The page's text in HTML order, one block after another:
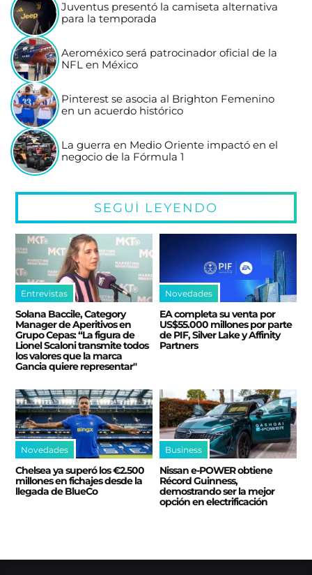
Juventus presentó la camiseta alternativa
para la temporada
Aeroméxico será patrocinador oficial de la
NFL en México
Pinterest se asocia al Brighton Femenino
en un acuerdo histórico
La guerra en Medio Oriente impactó en el
negocio de la Fórmula 1
SEGUÍ LEYENDO
Entrevistas
Solana Baccile, Category
Manager de Aperitivos en
Grupo Cepas: “La figura de
Lionel Scaloni transmite todos
los valores que la marca
Gancia quiere representar"
Novedades
EA completa su venta por
US$55.000 millones por parte
de PIF, Silver Lake y Affinity
Partners
Novedades
Chelsea ya superó los €2.500
millones en fichajes desde la
llegada de BlueCo
Business
Nissan e‑POWER obtiene
Récord Guinness,
demostrando ser la mejor
opción en electrificación